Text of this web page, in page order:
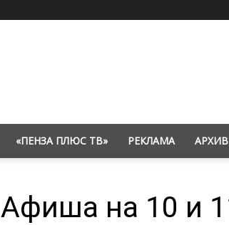
«ПЕНЗА ПЛЮС ТВ» РЕКЛАМА АРХИВ
Афиша на 10 и